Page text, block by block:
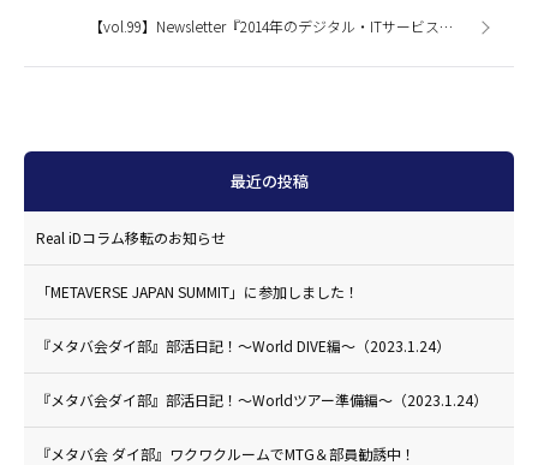
【vol.99】Newsletter『2014年のデジタル・ITサービストレンドを予測してみました。』
最近の投稿
Real iDコラム移転のお知らせ
「METAVERSE JAPAN SUMMIT」に参加しました！
『メタバ会ダイ部』部活日記！〜World DIVE編〜（2023.1.24）
『メタバ会ダイ部』部活日記！〜Worldツアー準備編〜（2023.1.24）
『メタバ会 ダイ部』ワクワクルームでMTG＆部員勧誘中！